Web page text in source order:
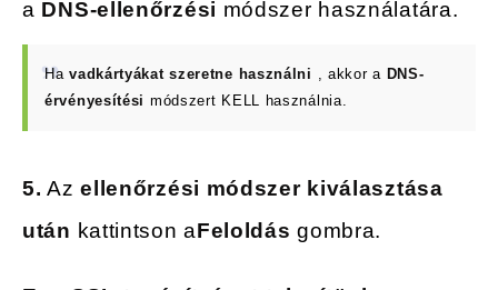
a DNS-ellenőrzési módszer használatára.
Havadkártyákat szeretne használni , akkor a DNS-
érvényesítési módszert KELL használnia.
5. Azellenőrzési módszer kiválasztása
után kattintson aFeloldás gombra.